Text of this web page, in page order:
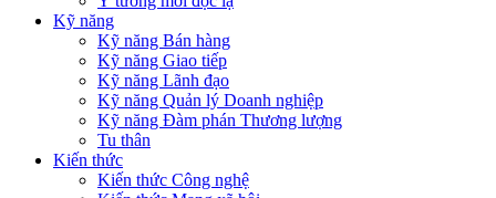
Kỹ năng
Kỹ năng Bán hàng
Kỹ năng Giao tiếp
Kỹ năng Lãnh đạo
Kỹ năng Quản lý Doanh nghiệp
Kỹ năng Đàm phán Thương lượng
Tu thân
Kiến thức
Kiến thức Công nghệ